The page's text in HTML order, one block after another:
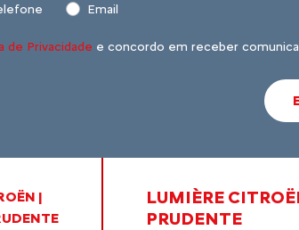
Email
de Privacidade e concordo em receber
|
LUMIÈRE
PRUDENTE